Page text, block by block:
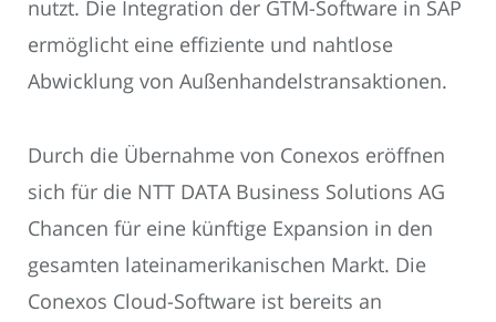
nutzt. Die Integration der GTM-Software in SAP
ermöglicht eine effiziente und nahtlose
Abwicklung von Außenhandelstransaktionen.
Durch die Übernahme von Conexos eröffnen
sich für die NTT DATA Business Solutions AG
Chancen für eine künftige Expansion in den
gesamten lateinamerikanischen Markt. Die
Conexos Cloud-Software ist bereits an